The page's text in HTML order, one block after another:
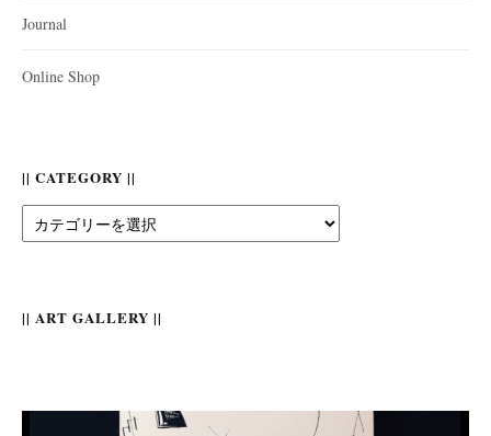
Journal
Online Shop
|| CATEGORY ||
Category
|| ART GALLERY ||